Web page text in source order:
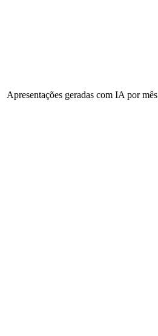
Apresentações geradas com IA por mês